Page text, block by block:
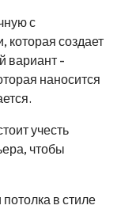
с
которая создает
вариант -
наносится
учесть
чтобы
в стиле